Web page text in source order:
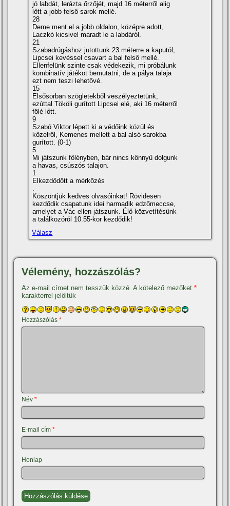
jó labdát, lerázta őrzőjét, majd 16 méterről alig
lőtt a jobb felső sarok mellé.
28
Deme ment el a jobb oldalon, középre adott,
Laczkó kicsivel maradt le a labdáról.
21
Szabadrúgáshoz jutottunk 23 méterre a kaputól,
Lipcsei kevéssel csavart a bal felső mellé.
Ellenfelünk szinte csak védekezik, mi próbálunk
kombinatí­v játékot bemutatni, de a pálya talaja
ezt nem teszi lehetővé.
15
Elsősorban szögletekből veszélyeztetünk,
ezúttal Tököli gurí­tott Lipcsei elé, aki 16 méterről
fölé lőtt.
9
Szabó Viktor lépett ki a védőink közül és
közelről, Kemenes mellett a bal alsó sarokba
gurí­tott. (0-1)
5
Mi játszunk fölényben, bár nincs könnyű dolgunk
a havas, csúszós talajon.
1
Elkezdődött a mérkőzés
.
Köszöntjük kedves olvasóinkat! Rövidesen
kezdődik csapatunk idei harmadik edzőmeccse,
amelyet a Vác ellen játszunk. Élő közvetí­tésünk
a találkozóról 10.55-kor kezdődik!
Válasz
Vélemény, hozzászólás?
Az e-mail címet nem tesszük közzé. A kötelező mezőket*
karakterrel jelöltük
Hozzászólás*
Név*
E-mail cím*
Honlap